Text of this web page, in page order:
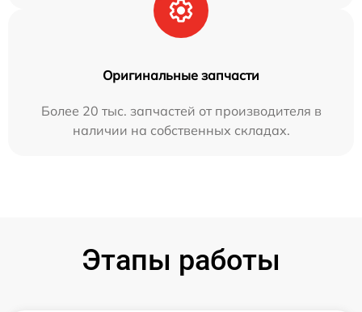
Оригинальные запчасти
Более 20 тыс. запчастей от производителя в
наличии на собственных складах.
Этапы работы